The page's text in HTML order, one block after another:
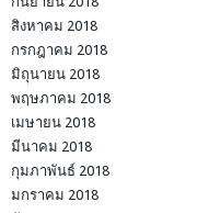
กรกฎาคม 2017
มิถุนายน 2017
พฤษภาคม 2017
เมษายน 2017
มีนาคม 2017
กุมภาพันธ์ 2017
มกราคม 2017
ธันวาคม 2016
พฤศจิกายน 2016